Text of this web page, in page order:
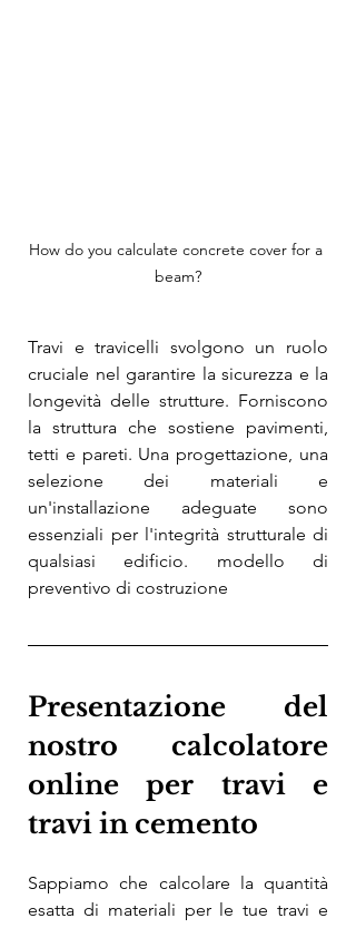
How do you calculate concrete cover for a
beam?
Travi e travicelli svolgono un ruolo
cruciale nel garantire la sicurezza e la
longevità delle strutture. Forniscono
la struttura che sostiene pavimenti,
tetti e pareti. Una progettazione, una
selezione dei materiali e
un'installazione adeguate sono
essenziali per l'integrità strutturale di
qualsiasi edificio. modello di
preventivo di costruzione
Presentazione del
nostro calcolatore
online per travi e
travi in ​​cemento
Sappiamo che calcolare la quantità
esatta di materiali per le tue travi e